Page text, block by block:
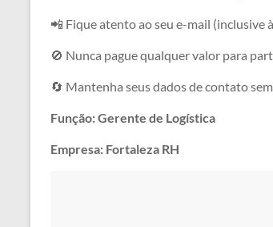
📲 Fique atento ao seu e-mail (inclusive
🚫 Nunca pague qualquer valor para
🔄 Mantenha seus dados de contato
Função: Gerente de Logística
Empresa: Fortaleza RH